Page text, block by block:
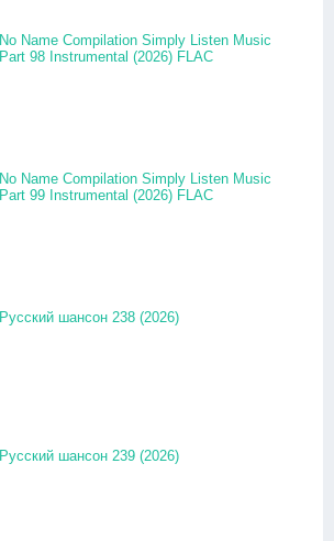
No Name Compilation Simply Listen Music
Part 98 Instrumental (2026) FLAC
No Name Compilation Simply Listen Music
Part 99 Instrumental (2026) FLAC
Русский шансон 238 (2026)
Русский шансон 239 (2026)